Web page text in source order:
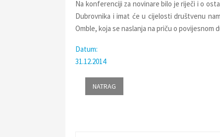
Na konferenciji za novinare bilo je riječi i o
Dubrovnika i imat će u cijelosti društvenu
Omble, koja se naslanja na priču o povijesnom
Datum:
31.12.2014